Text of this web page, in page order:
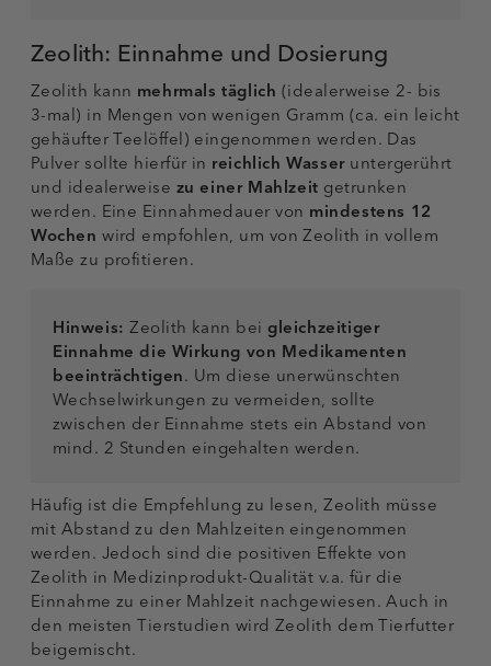
Zeolith: Einnahme und Dosierung
Zeolith kann mehrmals täglich (idealerweise 2- bis
3-mal) in Mengen von wenigen Gramm (ca. ein leicht
gehäufter Teelöffel) eingenommen werden. Das
Pulver sollte hierfür in reichlich Wasseruntergerührt
und idealerweise zu einer Mahlzeit getrunken
werden. Eine Einnahmedauer von mindestens 12
Wochen wird empfohlen, um von Zeolith in vollem
Maße zu profitieren.
Hinweis: Zeolith kann bei gleichzeitiger
Einnahme die Wirkung von Medikamenten
beeinträchtigen. Um diese unerwünschten
Wechselwirkungen zu vermeiden, sollte
zwischen der Einnahme stets ein Abstand von
mind. 2 Stunden eingehalten werden.
Häufig ist die Empfehlung zu lesen, Zeolith müsse
mit Abstand zu den Mahlzeiten eingenommen
werden. Jedoch sind die positiven Effekte von
Zeolith in Medizinprodukt-Qualität v.a. für die
Einnahme zu einer Mahlzeit nachgewiesen. Auch in
den meisten Tierstudien wird Zeolith dem Tierfutter
beigemischt.